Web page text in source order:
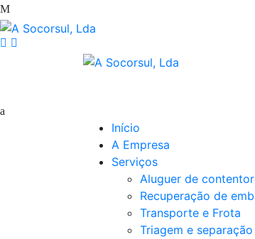
Início
A Empresa
Serviços
Aluguer de
Recuperação de
Transporte e Frota
Triagem e